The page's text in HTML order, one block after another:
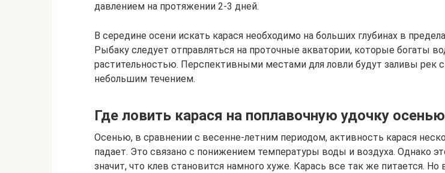
давлением на протяжении 2-3 дней.
В середине осени искать карася необходимо на больших глубинах в
Рыбаку следует отправляться на проточные акватории, которые богаты
растительностью. Перспективными местами для ловли будут заливы рек с
небольшим течением.
Где ловить карася на поплавочную удочку осенью
Осенью, в сравнении с весенне-летним периодом, активность карася
падает. Это связано с понижением температуры воды и воздуха. Однако
значит, что клев становится намного хуже. Карась все так же питается. Но